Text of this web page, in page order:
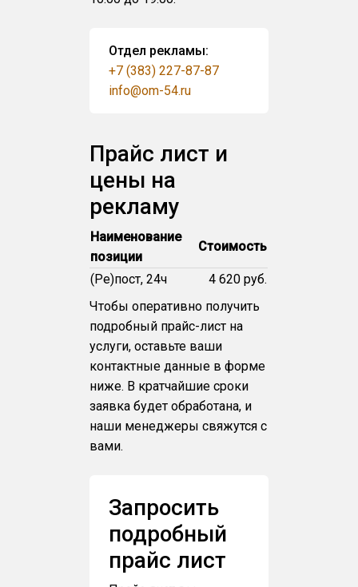
Отдел рекламы:
+7 (383) 227-87-87
info@om-54.ru
Прайс лист и
цены на
рекламу
Наименование
позиции
Стоимость
(Ре)пост, 24ч
4 620 руб.
Чтобы оперативно получить
подробный прайс-лист на
услуги, оставьте ваши
контактные данные в форме
ниже. В кратчайшие сроки
заявка будет обработана, и
наши менеджеры свяжутся с
вами.
Запросить
подробный
прайс лист